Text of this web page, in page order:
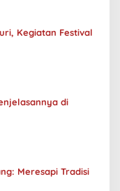
Kegiatan Festival
di
Meresapi Tradisi